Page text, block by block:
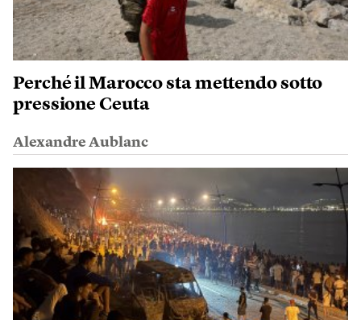
Perché il Marocco sta mettendo sotto
pressione Ceuta
Alexandre Aublanc